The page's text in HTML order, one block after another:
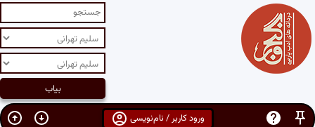
ورود کاربر / نام‌نویسی